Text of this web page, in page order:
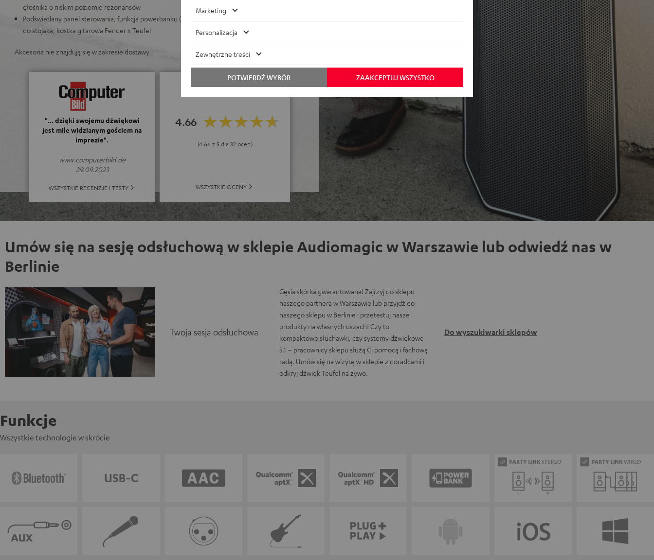
głośnika o niskim poziomie rezonansów
Podświetlany panel sterowania, funkcja powerbanku (złącze USB-C), 35-milimetrowy kołnierz
do stojaka, kostka gitarowa Fender x Teufel
Akcesoria nie znajdują się w zakresie dostawy
"... dzięki swojemu dźwiękowi
jest mile widzianym gościem na
imprezie".
www.computerbild.de
29.09.2023
WSZYSTKIE RECENZJE I TESTY
4.66
(4.66 z 5 dla 32 ocen)
WSZYSTKIE OCENY
Umów się na sesję odsłuchową w sklepie Audiomagic w Warszawie lub odwiedź nas w
Berlinie
Twoja sesja odsłuchowa
Gęsia skórka gwarantowana! Zajrzyj do sklepu
naszego partnera w Warszawie lub przyjdź do
naszego sklepu w Berlinie i przetestuj nasze
produkty na własnych uszach! Czy to
kompaktowe słuchawki, czy systemy dźwiękowe
5.1 – pracownicy sklepu służą Ci pomocą i fachową
radą. Umów się na wizytę w sklepie z doradcami i
odkryj dźwięk Teufel na żywo.
Do wyszukiwarki sklepów
Funkcje
Wszystkie technologie w skrócie
Marketing
Personalizacja
Zewnętrzne treści
ZAAKCEPTUJ WSZYSTKO
POTWIERDŹ WYBÓR